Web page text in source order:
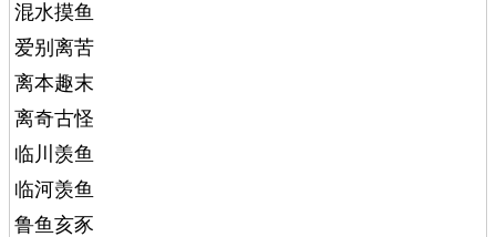
混水摸鱼
爱别离苦
离本趣末
离奇古怪
临川羡鱼
临河羡鱼
鲁鱼亥豕